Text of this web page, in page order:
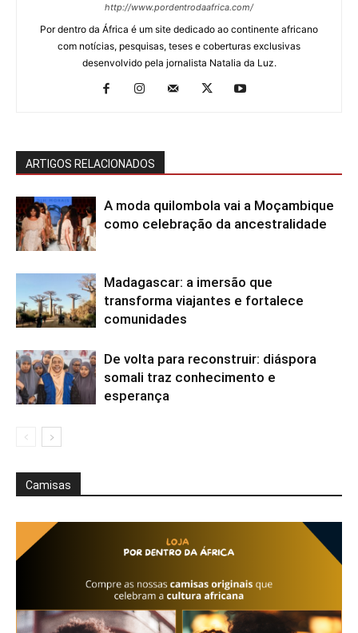
http://www.pordentrodaafrica.com/
Por dentro da África é um site dedicado ao continente africano
com notícias, pesquisas, teses e coberturas exclusivas
desenvolvido pela jornalista Natalia da Luz.
ARTIGOS RELACIONADOS
A moda quilombola vai a Moçambique
como celebração da ancestralidade
Madagascar: a imersão que
transforma viajantes e fortalece
comunidades
De volta para reconstruir: diáspora
somali traz conhecimento e
esperança
Camisas